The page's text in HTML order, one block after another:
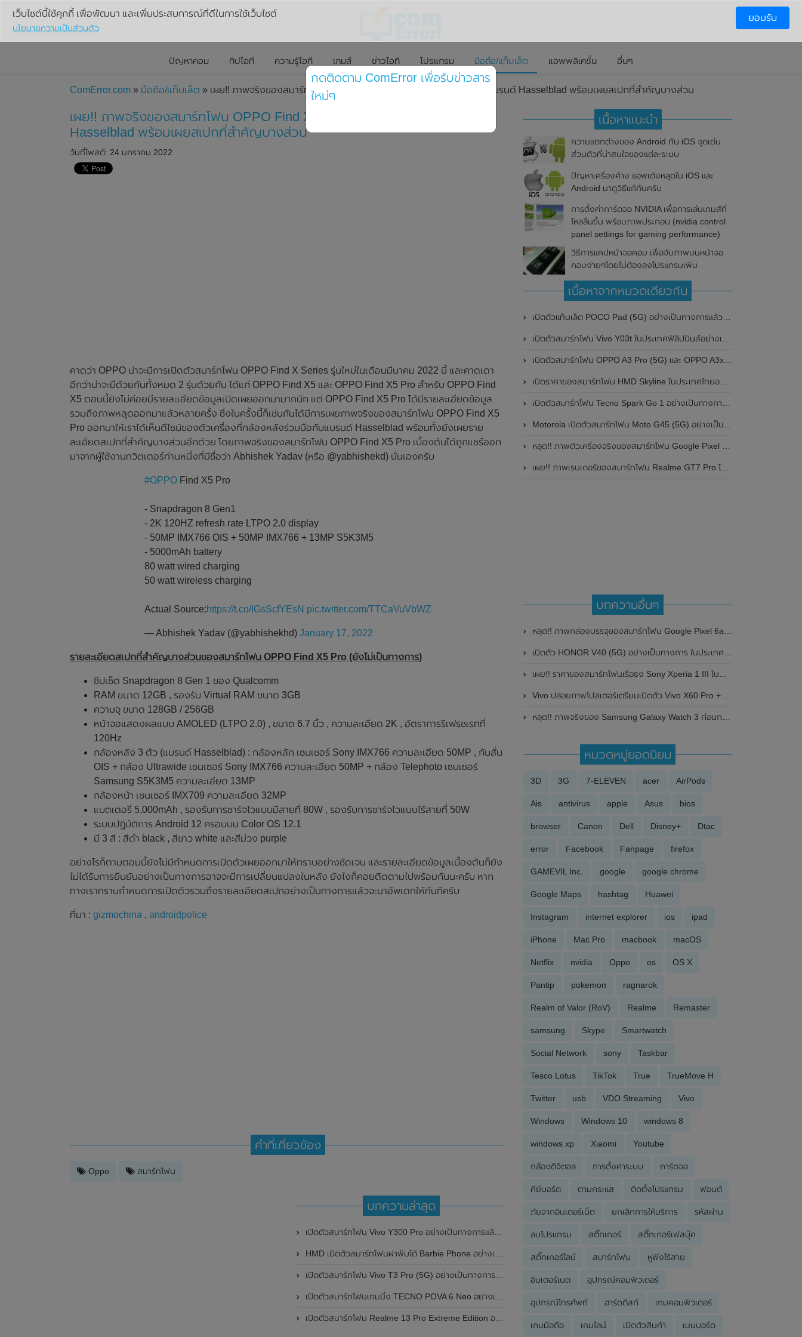
ปัญหาคอม ทิปไอที ความรู้ไอที เกมส์ ข่าวไอที โปรแกรม มือถือ/แท็บเล็ต แอพพลิเคชั่น อื่นๆ
ComError.com » มือถือ/แท็บเล็ต » เผย!! ภาพจริงของสมาร์ทโฟน OPPO Find X5 Pro โชว์ดีไซน์กล้องหลังแบรนด์ Hasselblad พร้อมเผยสเปกที่สำคัญบางส่วน
เผย!! ภาพจริงของสมาร์ทโฟน OPPO Find X5 Pro โชว์ดีไซน์กล้องหลังแบรนด์
Hasselblad พร้อมเผยสเปกที่สำคัญบางส่วน
วันที่โพสต์: 24 มกราคม 2022
คาดว่า OPPO น่าจะมีการเปิดตัวสมาร์ทโฟน OPPO Find X Series รุ่นใหม่ในเดือนมีนาคม 2022 นี้ และคาดเดา
อีกว่าน่าจะมีด้วยกันทั้งหมด 2 รุ่นด้วยกัน ได้แก่ OPPO Find X5 และ OPPO Find X5 Pro สำหรับ OPPO Find
X5 ตอนนี้ยังไม่ค่อยมีรายละเอียดข้อมูลเปิดเผยออกมามากนัก แต่ OPPO Find X5 Pro ได้มีรายละเอียดข้อมูล
รวมถึงภาพหลุดออกมาแล้วหลายครั้ง ซึ่งในครั้งนี้ก็เช่นกันได้มีการเผยภาพจริงของสมาร์ทโฟน OPPO Find X5
Pro ออกมาให้เราได้เห็นดีไซน์ของตัวเครื่องที่กล้องหลังร่วมมือกับแบรนด์ Hasselblad พร้อมทั้งยังเผยราย
ละเอียดสเปกที่สำคัญบางส่วนอีกด้วย โดยภาพจริงของสมาร์ทโฟน OPPO Find X5 Pro เบื้องต้นได้ถูกแชร์ออก
มาจากผู้ใช้งานทวิตเตอร์ท่านหนึ่งที่มีชื่อว่า Abhishek Yadav (หรือ @yabhishekd) นั่นเองครับ
#OPPOFind X5 Pro
- Snapdragon 8 Gen1
- 2K 120HZ refresh rate LTPO 2.0 display
- 50MP IMX766 OIS + 50MP IMX766 + 13MP S5K3M5
- 5000mAh battery
80 watt wired charging
50 watt wireless charging
Actual Source:https://t.co/IGsScfYEsN pic.twitter.com/TTCaVuVbWZ
— Abhishek Yadav (@yabhishekhd) January 17, 2022
รายละเอียดสเปกที่สำคัญบางส่วนของสมาร์ทโฟน OPPO Find X5 Pro (ยังไม่เป็นทางการ)
ชิปเซ็ต Snapdragon 8 Gen 1 ของ Qualcomm
RAM ขนาด 12GB , รองรับ Virtual RAM ขนาด 3GB
ความจุ ขนาด 128GB / 256GB
หน้าจอแสดงผลแบบ AMOLED (LTPO 2.0) , ขนาด 6.7 นิ้ว , ความละเอียด 2K , อัตราการรีเฟรชเรทที่
120Hz
กล้องหลัง 3 ตัว (แบรนด์ Hasselblad) : กล้องหลัก เซนเซอร์ Sony IMX766 ความละเอียด 50MP , กันสั่น
OIS + กล้อง Ultrawide เซนเซอร์ Sony IMX766 ความละเอียด 50MP + กล้อง Telephoto เซนเซอร์
Samsung S5K3M5 ความละเอียด 13MP
กล้องหน้า เซนเซอร์ IMX709 ความละเอียด 32MP
แบตเตอรี่ 5,000mAh , รองรับการชาร์จไวแบบมีสายที่ 80W , รองรับการชาร์จไวแบบไร้สายที่ 50W
ระบบปฏิบัติการ Android 12 ครอบบน Color OS 12.1
มี 3 สี : สีดำ black , สีขาว white และสีม่วง purple
อย่างไรก็ตามตอนนี้ยังไม่มีกำหนดการเปิดตัวเผยออกมาให้ทราบอย่างชัดเจน และรายละเอียดข้อมูลเบื้องต้นก็ยัง
ไม่ได้รับการยืนยันอย่างเป็นทางการอาจจะมีการเปลี่ยนแปลงในหลัง ยังไงก็คอยติดตามไปพร้อมกันนะครับ หาก
ทางเราทราบกำหนดการเปิดตัวรวมถึงรายละเอียดสเปกอย่างเป็นทางการแล้วจะมาอัพเดทให้ทันทีครับ
ที่มา : gizmochina , androidpolice
คำที่เกี่ยวข้อง
Oppo สมาร์ทโฟน
บทความล่าสุด
เปิดตัวสมาร์ทโฟน Vivo Y300 Pro อย่างเป็นทางการแล้วในประเทศจีน มาพร้อมดีไซน์พรีเมี่ยม ทนทาน และแบตเตอรี่สุดอึดขนาดใหญ่ 6,500mAh พร้อมรองรับการชาร์จไว 80W
HMD เปิดตัวสมาร์ทโฟนฝาพับได้ Barbie Phone อย่างเป็นทางการแล้ว มาพร้อมธีมสีชมพูสดใส
เปิดตัวสมาร์ทโฟน Vivo T3 Pro (5G) อย่างเป็นทางการแล้วในประเทศอินเดีย
เปิดตัวสมาร์ทโฟนเกมมิ่ง TECNO POVA 6 Neo อย่างเป็นทางการแล้วในประเทศไทย ในราคา 8,499 บาท
เปิดตัวสมาร์ทโฟน Realme 13 Pro Extreme Edition อย่างเป็นทางการแล้วในประเทศจีน
เนื้อหาแนะนำ
ความแตกต่างของ Android กับ iOS จุดเด่น
ส่วนตัวที่น่าสนใจของแต่ละระบบ
ปัญหาเครื่องค้าง แอพเด้งหลุดใน iOS และ
Android มาดูวิธีแก้กันครับ
การตั้งค่าการ์ดจอ NVIDIA เพื่อการเล่นเกมส์ที่
ไหลลื่นขึ้น พร้อมภาพประกอบ (nvidia control
panel settings for gaming performance)
วิธีการแคปหน้าจอคอม เพื่อจับภาพบนหน้าจอ
คอมง่ายๆโดยไม่ต้องลงโปรแกรมเพิ่ม
เนื้อหาจากหมวดเดียวกัน
เปิดตัวแท็บเล็ต POCO Pad (5G) อย่างเป็นทางการแล้วในประเทศอินเดีย มาพร้อมชิปเซ็ต Snapdragon 7s Gen 2 ของ Qualcomm และรองรับเครือข่าย 5G
เปิดตัวสมาร์ทโฟน Vivo Y03t ในประเทศฟิลิปปินส์อย่างเป็นทางการแล้ว มาพร้อมชิปเซ็ต Unisoc T612 , กล้องหลัง ความละเอียด 13MP , แบตเตอรี่ 5,000mAh และหน้าจอแสดงผล LCD / 90Hz
เปิดตัวสมาร์ทโฟน OPPO A3 Pro (5G) และ OPPO A3x ในประเทศไทยอย่างเป็นทางการแล้ว ในราคาเริ่มต้นเพียง 3,999 บาท
เปิดราคาของสมาร์ทโฟน HMD Skyline ในประเทศไทยอย่างเป็นทางการแล้ว ราคา 14,990 บาท
เปิดตัวสมาร์ทโฟน Tecno Spark Go 1 อย่างเป็นทางการแล้ว มาพร้อมหน้าจอแสดงผล LCD / 120Hz , แบตเตอรี่ 5,000mAh และใช้ชิปเซ็ต Unisoc
Motorola เปิดตัวสมาร์ทโฟน Moto G45 (5G) อย่างเป็นทางการแล้วในอินเดีย
หลุด!! ภาพตัวเครื่องจริงของสมาร์ทโฟน Google Pixel 9a โชว์ดีไซน์ใหม่ กล้องหลังแบนราบ ไม่มีกรอบของกล้องแล้ว
เผย!! ภาพเรนเดอร์ของสมาร์ทโฟน Realme GT7 Pro โชว์ให้เห็นดีไซน์ใหม่ พร้อมเผยรายละเอียดสเปกที่สำคัญบางส่วน
บทความอื่นๆ
หลุด!! ภาพกล่องบรรจุของสมาร์ทโฟน Google Pixel 6a ดีไซน์คล้าย Google Pixel 6 เตรียมเปิดตัวในเร็วๆนี้
เปิดตัว HONOR V40 (5G) อย่างเป็นทางการ ในประเทศจีน มาพร้อมชิปเซ็ต Dimensity 1000+ , กล้องหลัก ความละเอียดสูงถึง 50MP
เผย!! ราคาของสมาร์ทโฟนเรือธง Sony Xperia 1 III ในประเทศไทยอย่างเป็นทางการ 42,990 บาท
Vivo ปล่อยภาพโปสเตอร์เตรียมเปิดตัว Vivo X60 Pro + ในวันที่ 21 เดือนมกราคม 2021 นี้ ที่ประเทศจีน
หลุด!! ภาพจริงของ Samsung Galaxy Watch 3 ก่อนการเปิดตัวอย่างเป็นทางการ
หมวดหมู่ยอดนิยม
3D 3G 7-ELEVEN acer AirPods
Ais antivirus apple Asus bios
browser Canon Dell Disney+ Dtac
error Facebook Fanpage firefox
GAMEVIL Inc. google google chrome
Google Maps hashtag Huawei
Instagram internet explorer ios ipad
iPhone Mac Pro macbook macOS
Netflix nvidia Oppo os OS X
Pantip pokemon ragnarok
Realm of Valor (RoV) Realme Remaster
samsung Skype Smartwatch
Social Network sony Taskbar
Tesco Lotus TikTok True TrueMove H
Twitter usb VDO Streaming Vivo
Windows Windows 10 windows 8
windows xp Xiaomi Youtube
กล้องดิจิตอล การตั้งค่าระบบ การ์ดจอ
คีย์บอร์ด ตามกระแส ติดตั้งโปรแกรม ฟอนต์
ภัยจากอินเตอร์เน็ต ยกเลิกการให้บริการ รหัสผ่าน
ลบโปรแกรม สติ๊กเกอร์ สติ๊กเกอร์เฟสบุ๊ค
สติ๊กเกอร์ไลน์ สมาร์ทโฟน หูฟังไร้สาย
อินเตอร์เนต อุปกรณ์คอมพิวเตอร์
อุปกรณ์โทรศัพท์ ฮาร์ดดิสก์ เกมคอมพิวเตอร์
เกมมือถือ เกมไลน์ เปิดตัวสินค้า เมนบอร์ด
เว็บไซต์นี้ใช้คุกกี้ เพื่อพัฒนา และเพิ่มประสบการณ์ที่ดีในการใช้เว็บไซต์
นโยบายความเป็นส่วนตัว
ยอมรับ
กดติดตาม ComError เพื่อรับข่าวสาร
ใหม่ๆ